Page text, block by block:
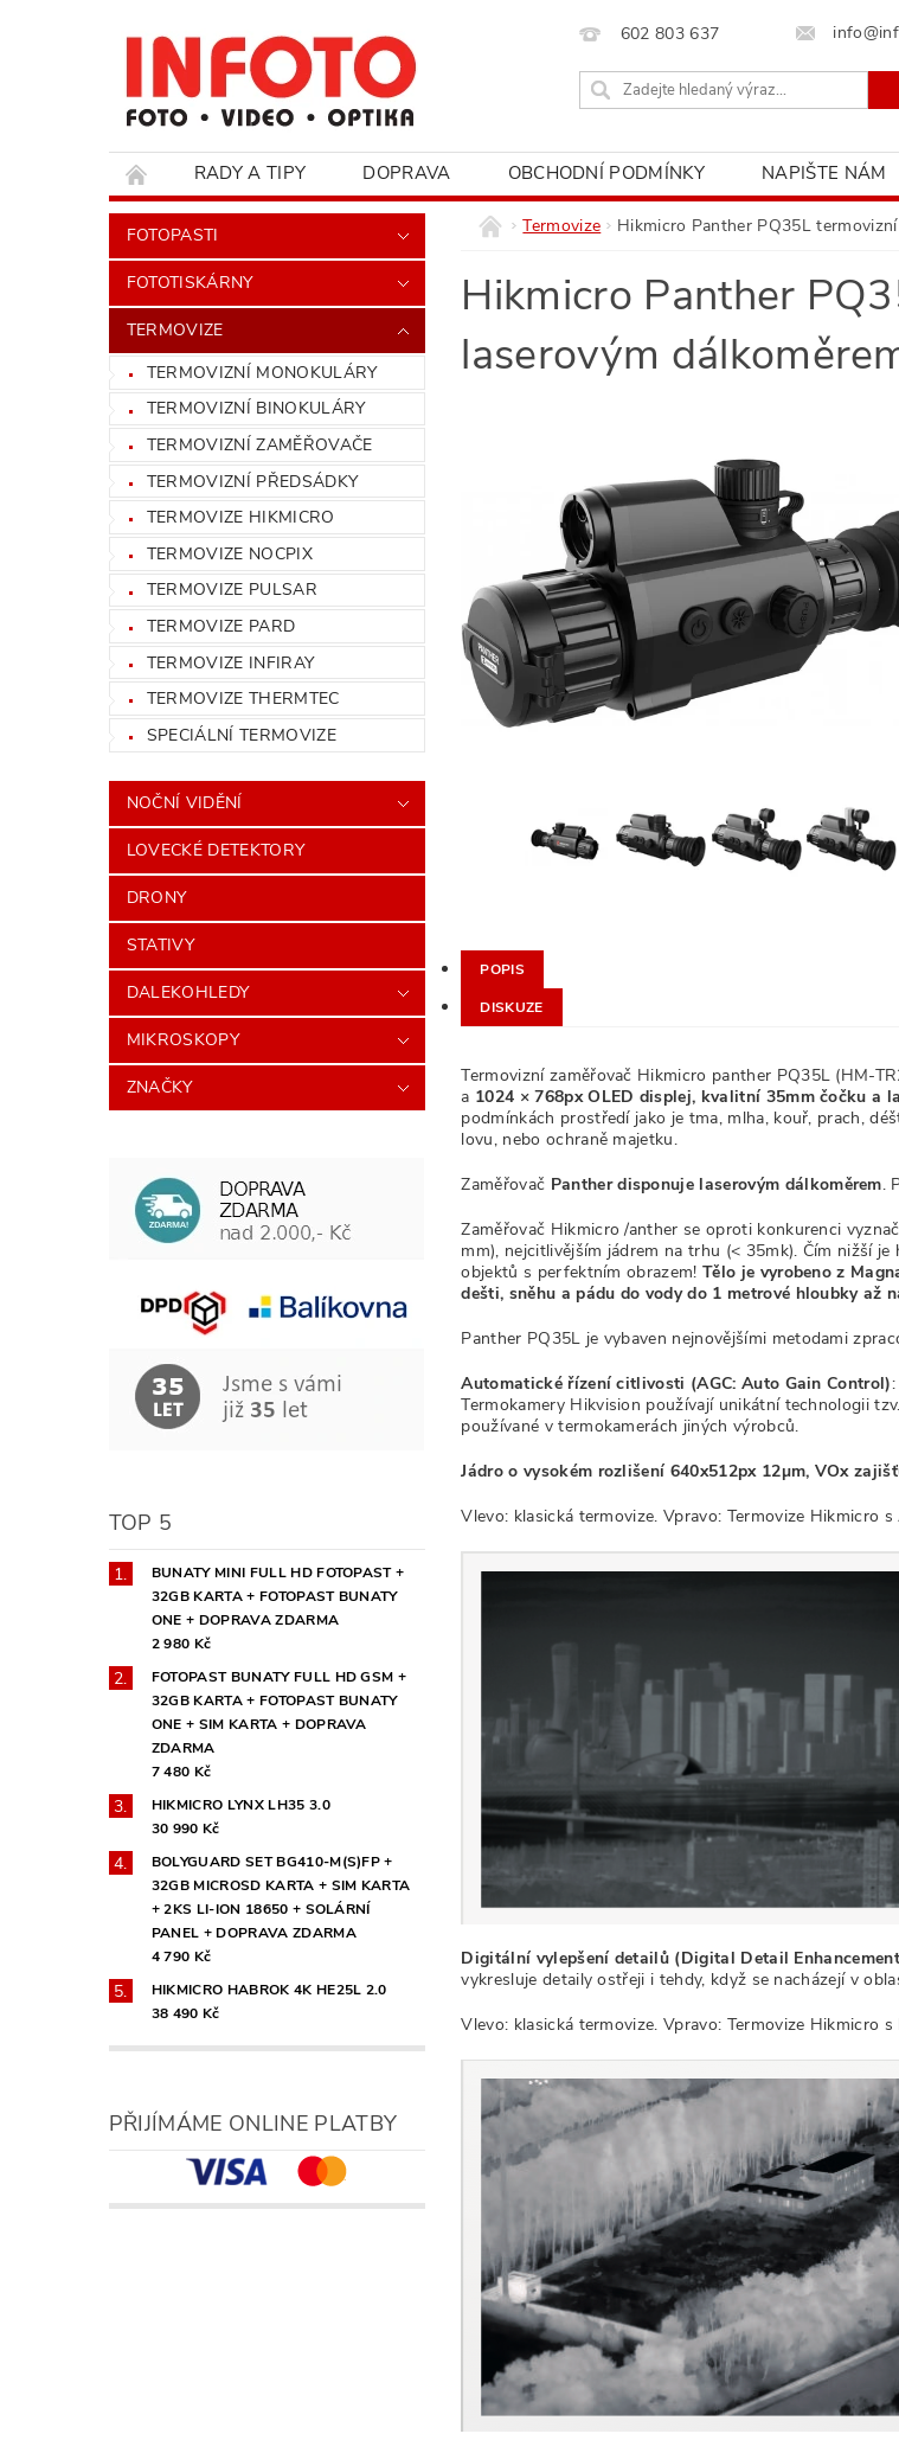
602 803 637
RADY A TIPY DOPRAVA OBCHODNÍ PODMÍNKY NAPIŠTE NÁM
HODNOCENÍ OBCHODU
FOTOPASTI
FOTOTISKÁRNY
TERMOVIZE
TERMOVIZNÍ MONOKULÁRY
TERMOVIZNÍ BINOKULÁRY
TERMOVIZNÍ ZAMĚŘOVAČE
TERMOVIZNÍ PŘEDSÁDKY
TERMOVIZE HIKMICRO
TERMOVIZE NOCPIX
TERMOVIZE PULSAR
TERMOVIZE PARD
TERMOVIZE INFIRAY
TERMOVIZE THERMTEC
SPECIÁLNÍ TERMOVIZE
NOČNÍ VIDĚNÍ
LOVECKÉ DETEKTORY
DRONY
STATIVY
DALEKOHLEDY
MIKROSKOPY
ZNAČKY
TOP 5
BUNATY MINI FULL HD FOTOPAST +
32GB KARTA + FOTOPAST BUNATY
ONE + DOPRAVA ZDARMA
2 980 Kč
FOTOPAST BUNATY FULL HD GSM +
32GB KARTA + FOTOPAST BUNATY
ONE + SIM KARTA + DOPRAVA
ZDARMA
7 480 Kč
HIKMICRO LYNX LH35 3.0
30 990 Kč
BOLYGUARD SET BG410-M(S)FP +
32GB MICROSD KARTA + SIM KARTA
+ 2KS LI-ION 18650 + SOLÁRNÍ
PANEL + DOPRAVA ZDARMA
4 790 Kč
HIKMICRO HABROK 4K HE25L 2.0
38 490 Kč
PŘIJÍMÁME ONLINE PLATBY
Termovize Hikmicro Panther PQ35L
Hikmicro Panther
laserovým
POPIS
DISKUZE
Termovizní zaměřovač Hikmicro panther PQ35L (HM-
a 1024 × 768px OLED displej, kvalitní 35mm čočku a
podmínkách prostředí jako je tma, mlha, kouř, prach,
lovu, nebo ochraně majetku.
Zaměřovač Panther disponuje laserovým dálkoměrem.
Zaměřovač Hikmicro /anther se oproti konkurenci
mm), nejcitlivějším jádrem na trhu (< 35mk). Čím nižší
objektů s perfektním obrazem!Tělo je vyrobeno z
dešti, sněhu a pádu do vody do 1 metrové hloubky až
Panther PQ35L je vybaven nejnovějšími metodami
Automatické řízení citlivosti (AGC: Auto Gain Control)
Termokamery Hikvision používají unikátní technologii
používané v termokamerách jiných výrobců.
Jádro o vysokém rozlišení 640x512px 12µm, VOx
Vlevo: klasická termovize. Vpravo: Termovize Hikmicro s
Digitální vylepšení detailů (Digital Detail
vykresluje detaily ostřeji i tehdy, když se nacházejí v
Vlevo: klasická termovize. Vpravo: Termovize Hikmicro s